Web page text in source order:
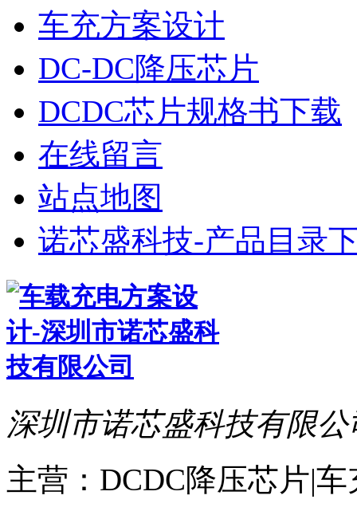
车充方案设计
DC-DC降压芯片
DCDC芯片规格书下载
在线留言
站点地图
诺芯盛科技-产品目录
深圳市诺芯盛科技有限公
主营：DCDC降压芯片|